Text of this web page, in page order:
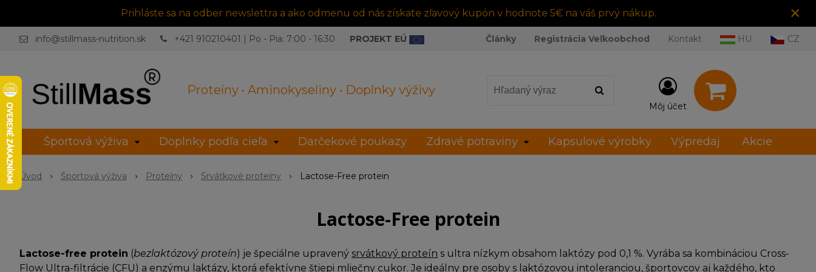
Prihláste sa na odber newslettra a ako odmenu od nás získate zľavový kupón v hodnote 5€ na váš prvý nákup. ×
Proteíny • Aminokyseliny • Doplnky výživy
info@stillmass-nutrition.sk +421 910210401 | Po - Pia: 7:00 - 16:30 PROJEKT EÚ Články Registrácia Veľkoobchod Kontakt HU CZ
Môj účet
Športová výživa Doplnky podľa cieľa Darčekové poukazy Zdravé potraviny Kapsulové výrobky Výpredaj Akcie
Úvod Športová výživa Proteíny Srvátkové proteíny Lactose-Free protein
Lactose-Free protein
Lactose-free protein (bezlaktózový proteín) je špeciálne upravený srvátkový proteín s ultra nízkym obsahom laktózy pod 0,1 %. Vyrába sa kombináciou Cross-
Flow Ultra-filtrácie (CFU) a enzýmu laktázy, ktorá efektívne štiepi mliečny cukor. Je ideálny pre osoby s laktózovou intoleranciou, športovcov aj každého, kto